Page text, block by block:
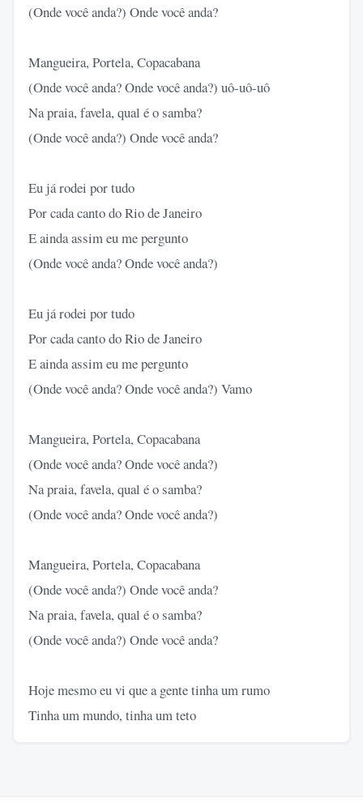
(Onde você anda?) Onde você anda?
Mangueira, Portela, Copacabana
(Onde você anda? Onde você anda?) uô-uô-uô
Na praia, favela, qual é o samba?
(Onde você anda?) Onde você anda?
Eu já rodei por tudo
Por cada canto do Rio de Janeiro
E ainda assim eu me pergunto
(Onde você anda? Onde você anda?)
Eu já rodei por tudo
Por cada canto do Rio de Janeiro
E ainda assim eu me pergunto
(Onde você anda? Onde você anda?) Vamo
Mangueira, Portela, Copacabana
(Onde você anda? Onde você anda?)
Na praia, favela, qual é o samba?
(Onde você anda? Onde você anda?)
Mangueira, Portela, Copacabana
(Onde você anda?) Onde você anda?
Na praia, favela, qual é o samba?
(Onde você anda?) Onde você anda?
Hoje mesmo eu vi que a gente tinha um rumo
Tinha um mundo, tinha um teto